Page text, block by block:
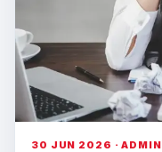
30 JUN 2026 · ADMIN